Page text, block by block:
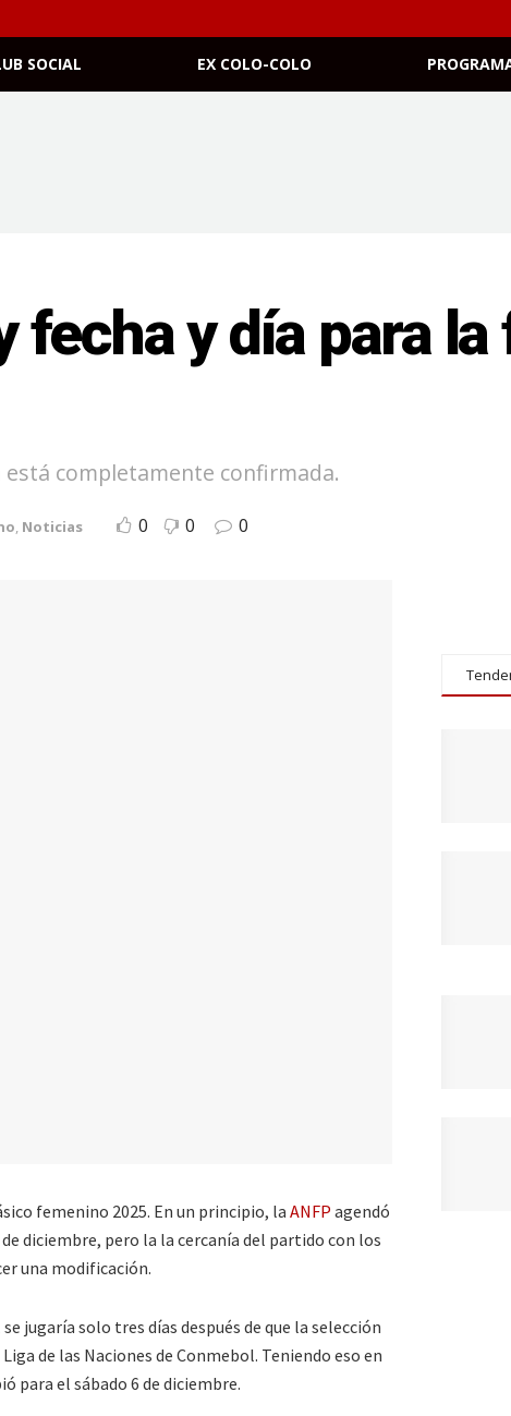
SOCIAL EX COLO-COLO
fecha y día para
completamente confirmada.
, Noticias 0 0 0
femenino 2025. En un principio, la ANFP agendó
diciembre, pero la la cercanía del partido con los
una modificación.
jugaría solo tres días después de que la selección
de las Naciones de Conmebol. Teniendo eso en
para el sábado 6 de diciembre.